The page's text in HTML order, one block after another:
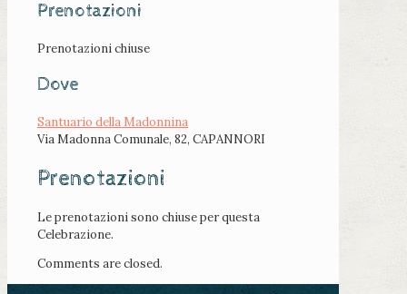
Prenotazioni
Prenotazioni chiuse
Dove
Santuario della Madonnina
Via Madonna Comunale, 82, CAPANNORI
Prenotazioni
Le prenotazioni sono chiuse per questa
Celebrazione.
Comments are closed.